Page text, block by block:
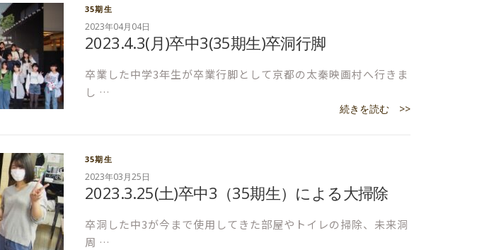
35期生
2023年04月04日
2023.4.3(月)卒中3(35期生)卒洞行脚
卒業した中学3年生が卒業行脚として京都の太秦映画村へ行きま
し …
続きを読む >>
35期生
2023年03月25日
2023.3.25(土)卒中3（35期生）による大掃除
卒洞した中3が今まで使用してきた部屋やトイレの掃除、未来洞
周 …